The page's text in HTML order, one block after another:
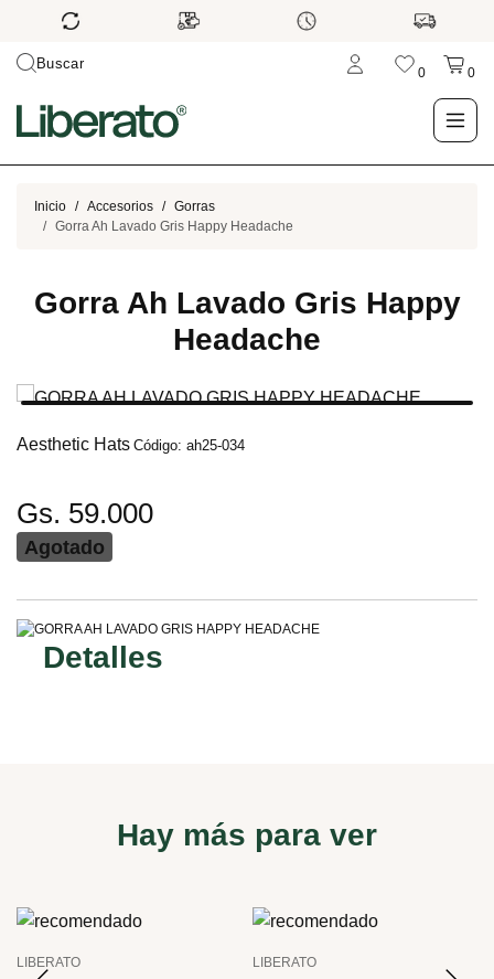
Buscar
0 0
LO NUEVO
BLOG
Inicio Accesorios
Gorras
Gorra Ah Lavado Gris Happy Headache
Gorra Ah Lavado Gris Happy
Headache
Aesthetic Hats Código: ah25-034
Gs. 59.000
Agotado
Detalles
Hay más para ver
LIBERATO LIBERATO